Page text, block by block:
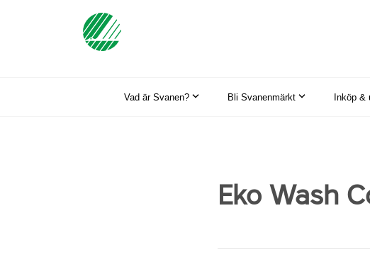
Vad är Svanen? Bli Svanenmärkt Inköp &
Eko Wash